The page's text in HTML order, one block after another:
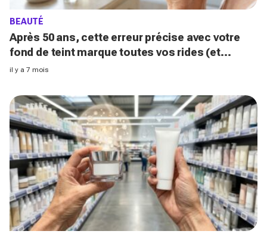
BEAUTÉ
Après 50 ans, cette erreur précise avec votre
fond de teint marque toutes vos rides (et
comment l'éviter)
il y a 7 mois